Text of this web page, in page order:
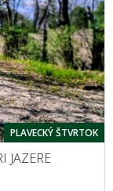
PLAVECKÝ ŠTVRTOK
JAZERE